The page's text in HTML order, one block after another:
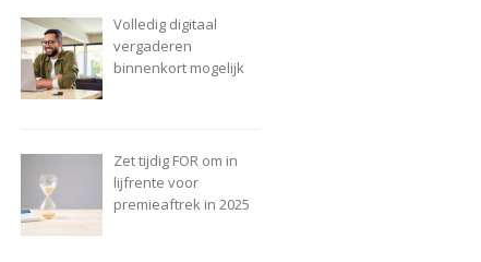
Volledig digitaal
vergaderen
binnenkort mogelijk
Zet tijdig FOR om in
lijfrente voor
premieaftrek in 2025